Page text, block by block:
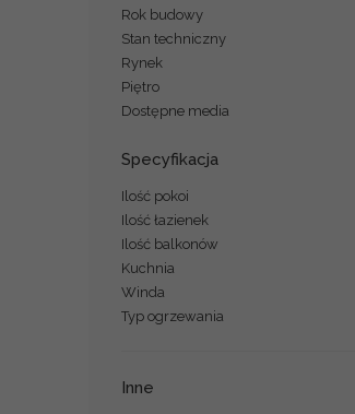
Rok budowy
Stan techniczny
Rynek
Piętro
Dostępne media
Specyfikacja
Ilość pokoi
Ilość łazienek
Ilość balkonów
Kuchnia
Winda
Typ ogrzewania
Inne